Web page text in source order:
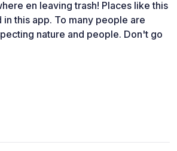
en leaving trash! Places like this
in this app. To many people are
nature and people. Don't go